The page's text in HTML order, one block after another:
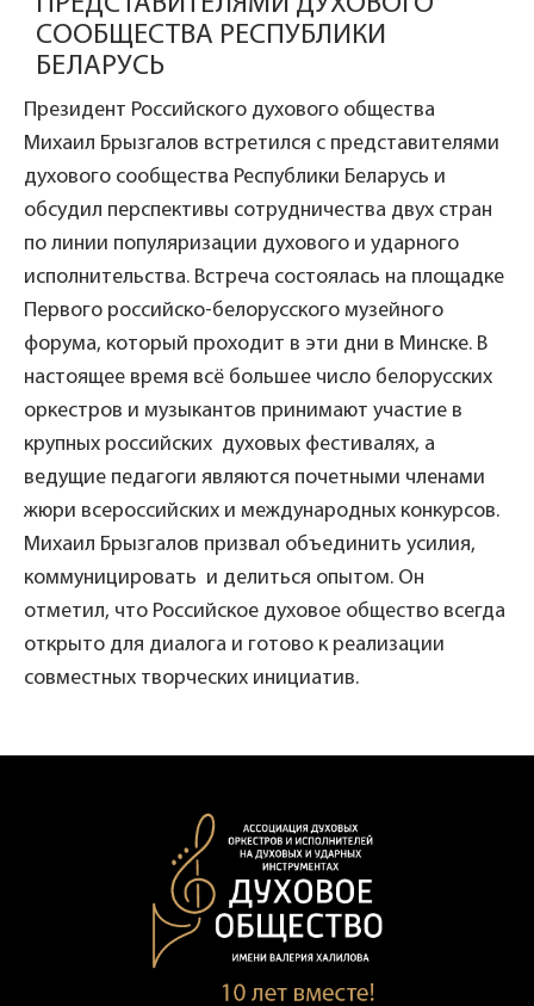
СООБЩЕСТВА РЕСПУБЛИКИ
БЕЛАРУСЬ
Президент Российского духового общества
Михаил Брызгалов встретился с представителями
духового сообщества Республики Беларусь и
обсудил перспективы сотрудничества двух стран
по линии популяризации духового и ударного
исполнительства. Встреча состоялась на площадке
Первого российско-белорусского музейного
форума, который проходит в эти дни в Минске. В
настоящее время всё большее число белорусских
оркестров и музыкантов принимают участие в
крупных российских духовых фестивалях, а
ведущие педагоги являются почетными членами
жюри всероссийских и международных конкурсов.
Михаил Брызгалов призвал объединить усилия,
коммуницировать и делиться опытом. Он
отметил, что Российское духовое общество всегда
открыто для диалога и готово к реализации
совместных творческих инициатив.